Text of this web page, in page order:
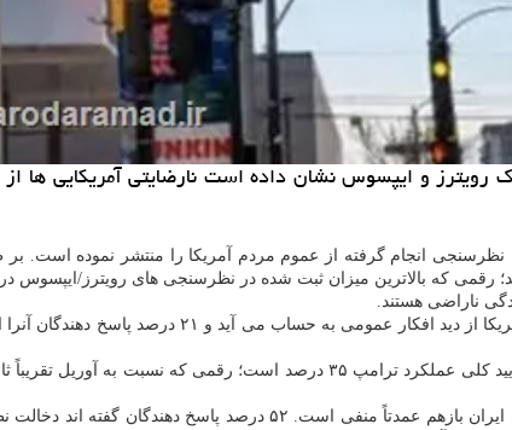
رویترز و ایپسوس نشان داده است نارضایتی آمریکایی ها
ناراضی هستند.